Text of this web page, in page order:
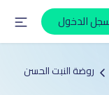
الدخول
روضة النبت الحسن